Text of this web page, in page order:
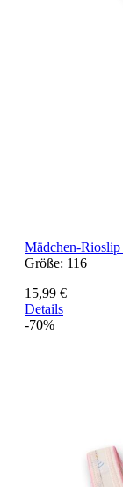
Mädchen-
Größe: 116
15,99 €
Details
-70%